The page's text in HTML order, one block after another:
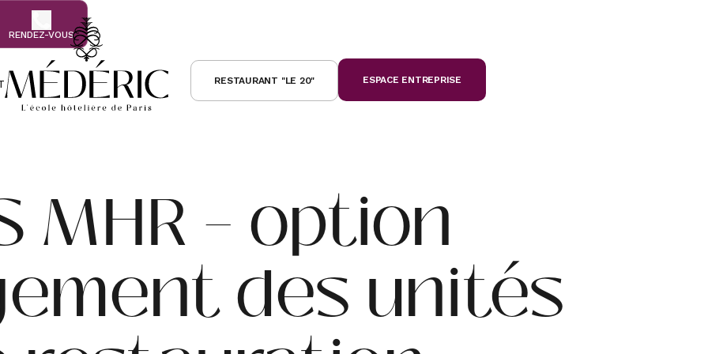
ESPACE ENTREPRISE
RESTAURANT "LE 20"
RENDEZ-VOUS
MHR – option
des unités